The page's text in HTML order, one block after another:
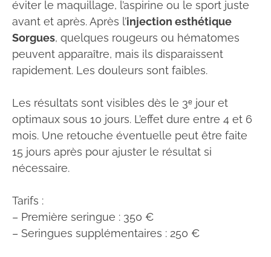
éviter le maquillage, l’aspirine ou le sport juste
avant et après. Après l’injection esthétique
Sorgues, quelques rougeurs ou hématomes
peuvent apparaître, mais ils disparaissent
rapidement. Les douleurs sont faibles.
Les résultats sont visibles dès le 3ᵉ jour et
optimaux sous 10 jours. L’effet dure entre 4 et 6
mois. Une retouche éventuelle peut être faite
15 jours après pour ajuster le résultat si
nécessaire.
Tarifs :
– Première seringue : 350 €
– Seringues supplémentaires : 250 €